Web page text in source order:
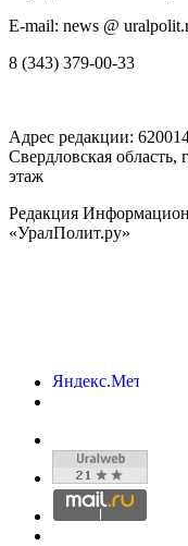
E-mail: news @
8 (343) 379-00-33
Адрес редакции:
Свердловская область,
этаж
Редакция
«УралПолит.ру»